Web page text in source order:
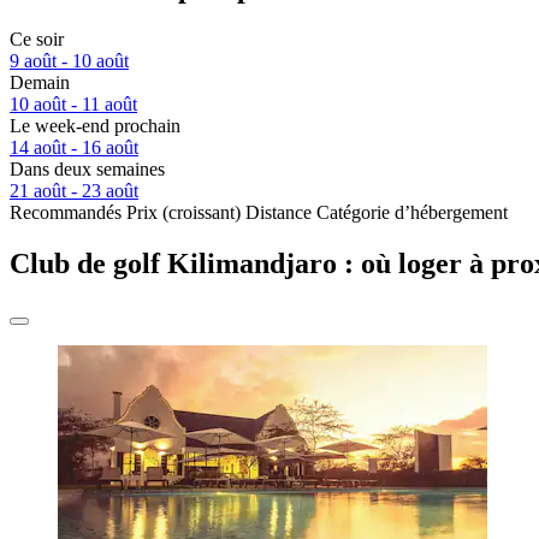
Ce soir
9 août - 10 août
Demain
10 août - 11 août
Le week-end prochain
14 août - 16 août
Dans deux semaines
21 août - 23 août
Recommandés Prix (croissant) Distance Catégorie d’hébergement
Club de golf Kilimandjaro : où loger à